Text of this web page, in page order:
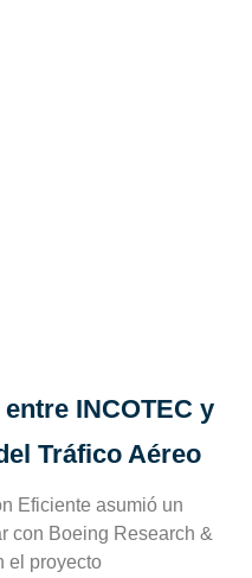
INCOTEC y
Tráfico Aéreo
Eficiente asumió un
con Boeing Research &
el proyecto